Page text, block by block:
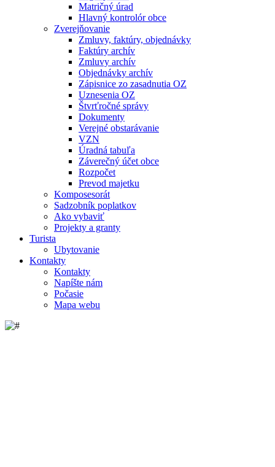
Matričný úrad
Hlavný kontrolór obce
Zverejňovanie
Zmluvy, faktúry, objednávky
Faktúry archív
Zmluvy archív
Objednávky archív
Zápisnice zo zasadnutia OZ
Uznesenia OZ
Štvrťročné správy
Dokumenty
Verejné obstarávanie
VZN
Úradná tabuľa
Záverečný účet obce
Rozpočet
Prevod majetku
Komposesorát
Sadzobník poplatkov
Ako vybaviť
Projekty a granty
Turista
Ubytovanie
Kontakty
Kontakty
Napíšte nám
Počasie
Mapa webu